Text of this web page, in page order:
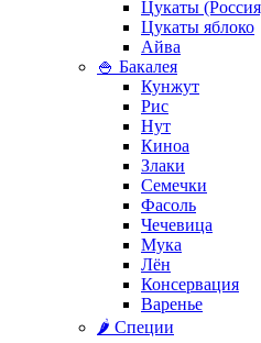
Цукаты
Цукаты яблоко
Айва
🍚 Бакалея
Кунжут
Рис
Нут
Киноа
Злаки
Семечки
Фасоль
Чечевица
Мука
Лён
Консервация
Варенье
🌶️ Специи